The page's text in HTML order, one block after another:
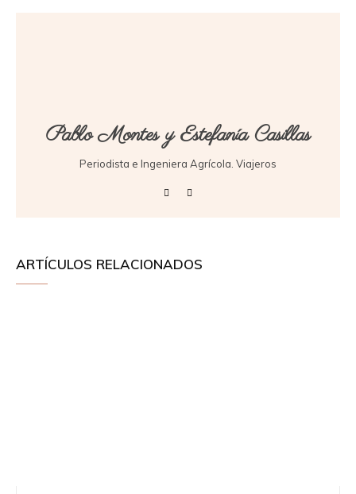
Pablo Montes y Estefanía Casillas
Periodista e Ingeniera Agrícola. Viajeros
ARTÍCULOS RELACIONADOS